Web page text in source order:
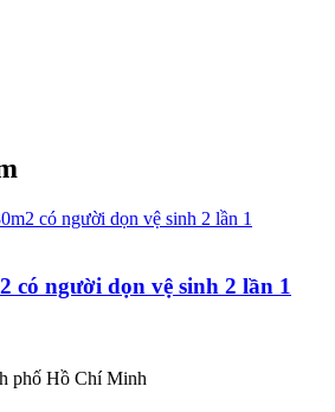
có người dọn vệ sinh 2 lần 1
phố Hồ Chí Minh